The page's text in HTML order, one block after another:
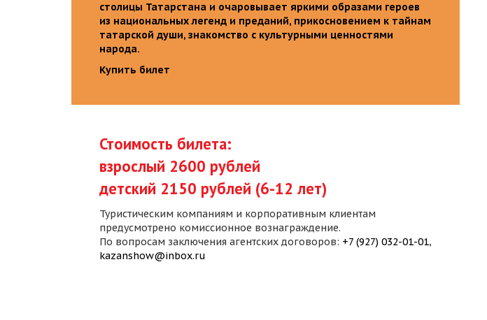
столицы Татарстана и очаровывает яркими образами героев
из национальных легенд и преданий, прикосновением к тайнам
татарской души, знакомство с культурными ценностями
народа.
Купить билет
Стоимость билета:
взрослый 2600 рублей
детский 2150 рублей (6-12 лет)
Туристическим компаниям и корпоративным клиентам
предусмотрено комиссионное вознаграждение.
По вопросам заключения агентских договоров: +7 (927) 032-01-01,
kazanshow@inbox.ru